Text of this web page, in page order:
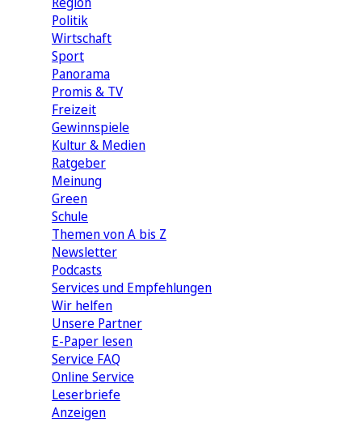
Politik
Wirtschaft
Sport
Panorama
Promis & TV
Freizeit
Gewinnspiele
Kultur & Medien
Ratgeber
Meinung
Green
Schule
Themen von A bis Z
Newsletter
Podcasts
Services und Empfehlungen
Wir helfen
Unsere Partner
E-Paper lesen
Service FAQ
Online Service
Leserbriefe
Anzeigen